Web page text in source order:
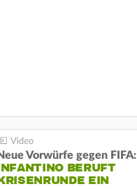
Vorwürfe gegen FIFA:
BERUFT
EIN